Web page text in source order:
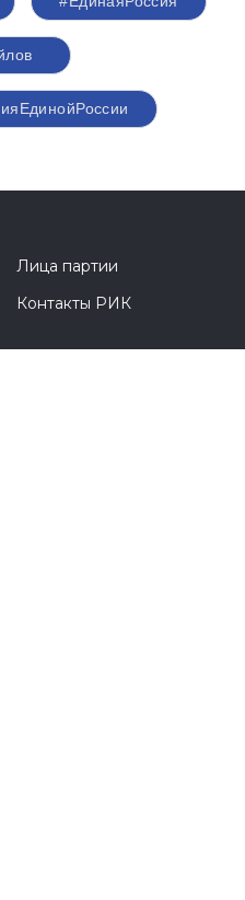
Лица партии
Контакты РИК